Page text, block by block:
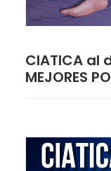
CIATICA al
MEJORES